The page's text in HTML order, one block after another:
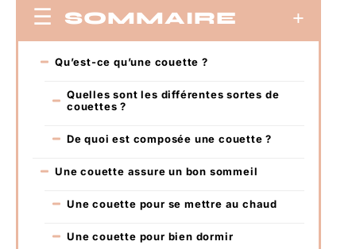
SOMMAIRE
Qu’est-ce qu’une couette ?
Quelles sont les différentes sortes de
couettes ?
De quoi est composée une couette ?
Une couette assure un bon sommeil
Une couette pour se mettre au chaud
Une couette pour bien dormir